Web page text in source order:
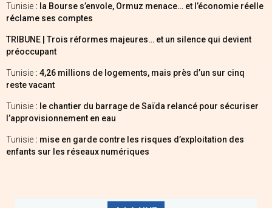
Tunisie : la Bourse s’envole, Ormuz menace… et l’économie réelle
réclame ses comptes
TRIBUNE | Trois réformes majeures… et un silence qui devient
préoccupant
Tunisie : 4,26 millions de logements, mais près d’un sur cinq
reste vacant
Tunisie : le chantier du barrage de Saïda relancé pour sécuriser
l’approvisionnement en eau
Tunisie : mise en garde contre les risques d’exploitation des
enfants sur les réseaux numériques